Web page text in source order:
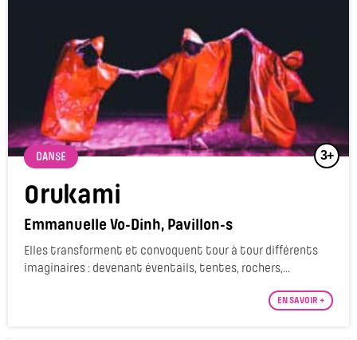
3+
DANSE
Orukami
Emmanuelle Vo-Dinh, Pavillon-s
Elles transforment et convoquent tour à tour différents
imaginaires : devenant éventails, tentes, rochers,...
EN SAVOIR +